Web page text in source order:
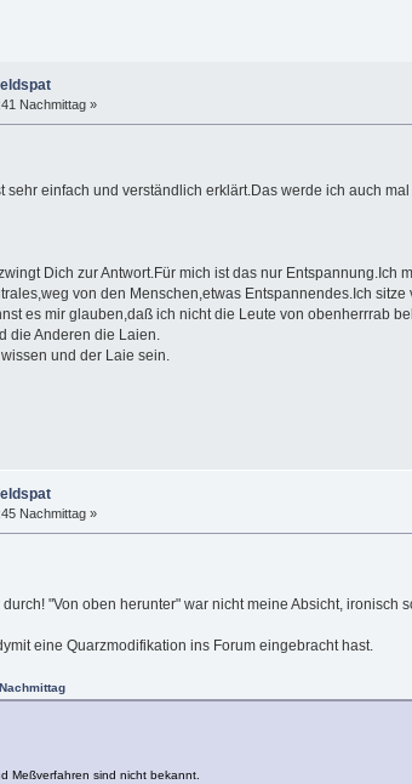
Nachmittag »
sehr einfach und verständlich erklärt.Das werde ich auch
Dich zur Antwort.Für mich ist das nur Entspannung.Ich
von den Menschen,etwas Entspannendes.Ich
es mir glauben,daß ich nicht die Leute von obenherrrab
die Anderen die Laien.
und der Laie sein.
Nachmittag »
"Von oben herunter" war nicht meine Absicht, ironisch
eine Quarzmodifikation ins Forum eingebracht hast.
Meßverfahren sind nicht bekannt.